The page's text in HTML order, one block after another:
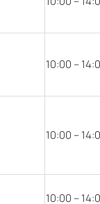
10:00 –
10:00 –
10:00 –